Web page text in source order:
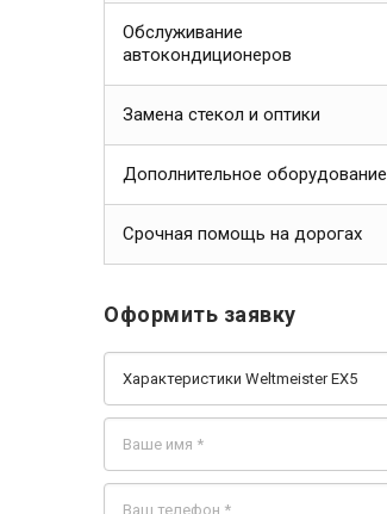
Обслуживание
автокондиционеров
Замена стекол и оптики
Дополнительное оборудование
Срочная помощь на дорогах
Оформить заявку